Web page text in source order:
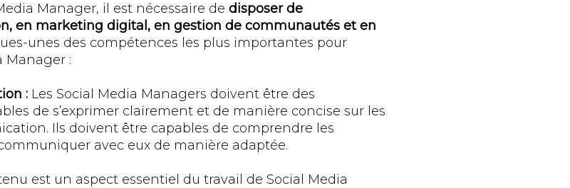
Manager, il est nécessaire de disposer de
en marketing digital, en gestion de communautés et en
unes des compétences les plus importantes pour
Manager :
: Les Social Media Managers doivent être des
de s’exprimer clairement et de manière concise sur les
Ils doivent être capables de comprendre les
avec eux de manière adaptée.
est un aspect essentiel du travail de Social Media